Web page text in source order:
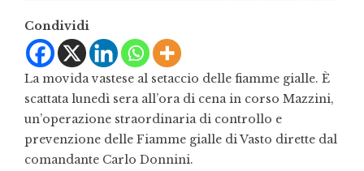
Condividi
La movida vastese al setaccio delle fiamme gialle. È
scattata lunedì sera all’ora di cena in corso Mazzini,
un’operazione straordinaria di controllo e
prevenzione delle Fiamme gialle di Vasto dirette dal
comandante Carlo Donnini.